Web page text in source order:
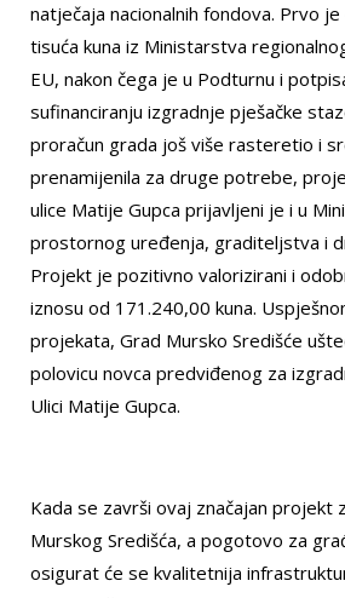
natječaja nacionalnih fondova. Prvo
tisuća kuna iz Ministarstva
EU, nakon čega je u Podturnu i
sufinanciranju izgradnje pješačke
proračun grada još više rasteretio i
prenamijenila za druge potrebe,
ulice Matije Gupca prijavljeni je i u
prostornog uređenja, graditeljstva i
Projekt je pozitivno valorizirani i
iznosu od 171.240,00 kuna.
projekata, Grad Mursko Središće
polovicu novca predviđenog za
Ulici Matije Gupca.
Kada se završi ovaj značajan projekt
Murskog Središća, a pogotovo za
osigurat će se kvalitetnija